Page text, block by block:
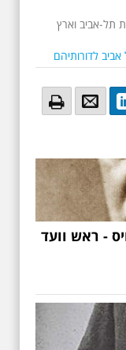
תל-אביב וארץ
לדורותיהם
LinkedIn
Email
Email
- ראש וועד